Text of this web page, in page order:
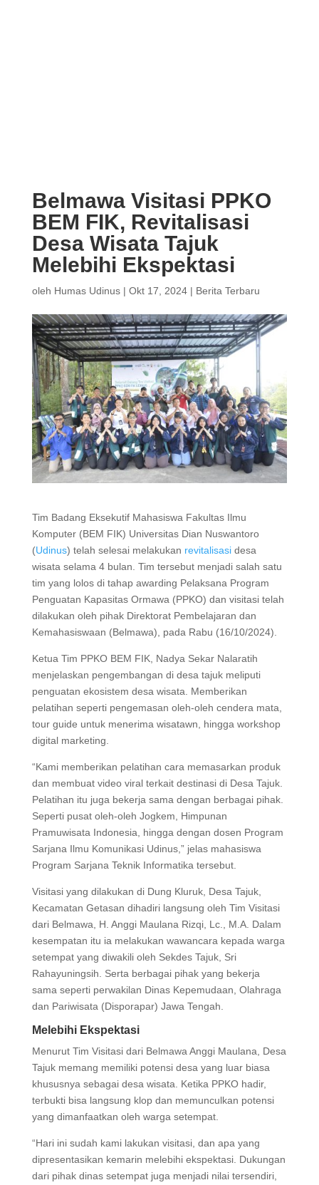
Belmawa Visitasi PPKO
BEM FIK, Revitalisasi
Desa Wisata Tajuk
Melebihi Ekspektasi
oleh Humas Udinus| Okt 17, 2024| Berita Terbaru
Tim Badang Eksekutif Mahasiswa Fakultas Ilmu
Komputer (BEM FIK) Universitas Dian Nuswantoro
(Udinus) telah selesai melakukan revitalisasi desa
wisata selama 4 bulan. Tim tersebut menjadi salah satu
tim yang lolos di tahap awarding Pelaksana Program
Penguatan Kapasitas Ormawa (PPKO) dan visitasi telah
dilakukan oleh pihak Direktorat Pembelajaran dan
Kemahasiswaan (Belmawa), pada Rabu (16/10/2024).
Ketua Tim PPKO BEM FIK, Nadya Sekar Nalaratih
menjelaskan pengembangan di desa tajuk meliputi
penguatan ekosistem desa wisata. Memberikan
pelatihan seperti pengemasan oleh-oleh cendera mata,
tour guide untuk menerima wisatawn, hingga workshop
digital marketing.
“Kami memberikan pelatihan cara memasarkan produk
dan membuat video viral terkait destinasi di Desa Tajuk.
Pelatihan itu juga bekerja sama dengan berbagai pihak.
Seperti pusat oleh-oleh Jogkem, Himpunan
Pramuwisata Indonesia, hingga dengan dosen Program
Sarjana Ilmu Komunikasi Udinus,” jelas mahasiswa
Program Sarjana Teknik Informatika tersebut.
Visitasi yang dilakukan di Dung Kluruk, Desa Tajuk,
Kecamatan Getasan dihadiri langsung oleh Tim Visitasi
dari Belmawa, H. Anggi Maulana Rizqi, Lc., M.A. Dalam
kesempatan itu ia melakukan wawancara kepada warga
setempat yang diwakili oleh Sekdes Tajuk, Sri
Rahayuningsih. Serta berbagai pihak yang bekerja
sama seperti perwakilan Dinas Kepemudaan, Olahraga
dan Pariwisata (Disporapar) Jawa Tengah.
Melebihi Ekspektasi
Menurut Tim Visitasi dari Belmawa Anggi Maulana, Desa
Tajuk memang memiliki potensi desa yang luar biasa
khususnya sebagai desa wisata. Ketika PPKO hadir,
terbukti bisa langsung klop dan memunculkan potensi
yang dimanfaatkan oleh warga setempat.
“Hari ini sudah kami lakukan visitasi, dan apa yang
dipresentasikan kemarin melebihi ekspektasi. Dukungan
dari pihak dinas setempat juga menjadi nilai tersendiri,